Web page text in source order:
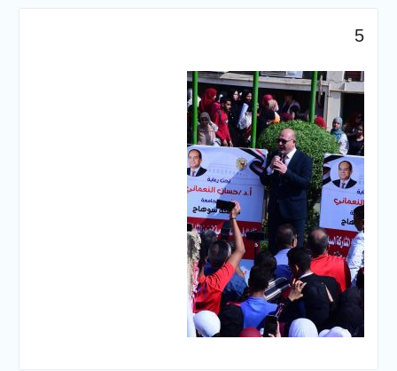
أيام المرحلة الأولى للتنسيق
الإلكتروني للقبول بالجامعات
2026
5